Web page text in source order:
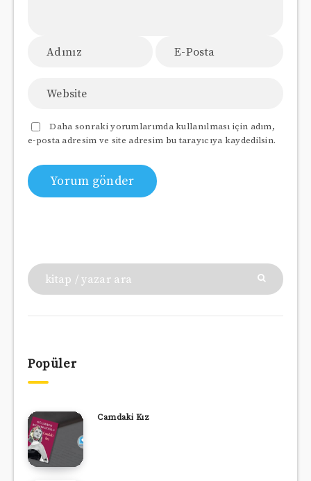
Daha sonraki yorumlarımda kullanılması için adım,
e-posta adresim ve site adresim bu tarayıcıya kaydedilsin.
Popüler
Camdaki Kız